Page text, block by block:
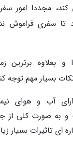
مجددا امور
تا سفری
و بعلاوه برترین
بسیار مهم توجه
آب و هوای
به صورت کلی از
ای تاثیرات بسیار